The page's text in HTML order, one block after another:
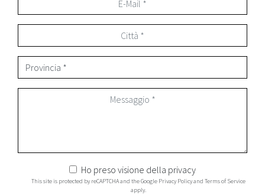
Ho preso visione della privacy
This site is protected by reCAPTCHA and the Google Privacy Policyand Terms of Service
apply.